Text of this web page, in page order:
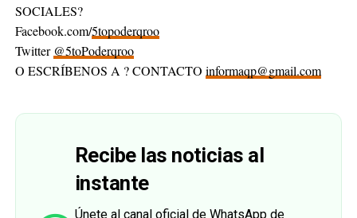
SOCIALES?
Facebook.com/5topoderqroo
Twitter @5toPoderqroo
O ESCRÍBENOS A ? CONTACTO informaqp@gmail.com
Recibe las noticias al
instante
Únete al canal oficial de WhatsApp de